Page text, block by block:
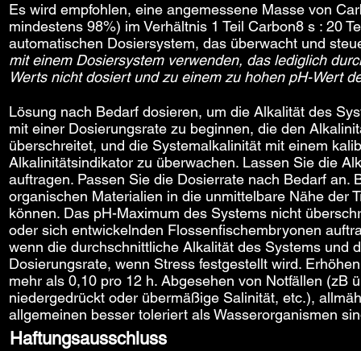
Es wird empfohlen, eine angemessene Masse von
mindestens 98%) im Verhältnis 1 Teil Carbon8 s : 20
automatischen Dosiersystem, das überwacht und
mit einem Dosiersystem verwenden, das lediglich
Werts nicht dosiert und zu einem zu hohen pH-Wert
Lösung nach Bedarf dosieren, um die Alkalität des
mit einer Dosierungsrate zu beginnen, die den
überschreitet, und die Systemalkalinität mit einem
Alkalinitätsindikator zu überwachen. Lassen Sie die
auftragen. Passen Sie die Dosierrate nach Bedarf
organischen Materialien in die unmittelbare Nähe der
können. Das pH-Maximum des Systems nicht
oder sich entwickelnden Flossenfischembryonen
wenn die durchschnittliche Alkalität des Systems und
Dosierungsrate, wenn Stress festgestellt wird.
mehr als 0,10 pro 12 h. Abgesehen von Notfällen (zB
niedergedrückt oder übermäßige Salinität, etc.),
allgemeinen besser toleriert als Wasserorganismen
Haftungsausschluss